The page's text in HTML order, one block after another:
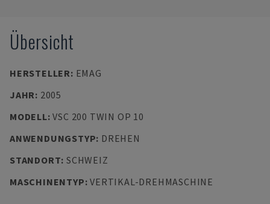
Übersicht
HERSTELLER: EMAG
JAHR: 2005
MODELL:VSC 200 TWIN OP 10
ANWENDUNGSTYP: DREHEN
STANDORT: SCHWEIZ
MASCHINENTYP:VERTIKAL-DREHMASCHINE